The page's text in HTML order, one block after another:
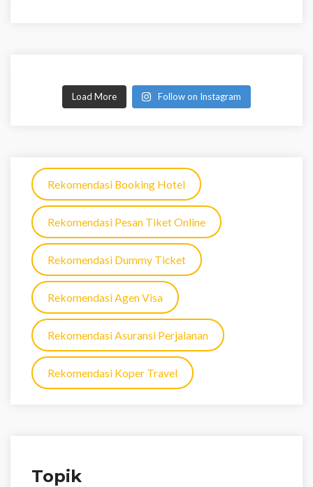
Load More Follow on Instagram
Rekomendasi Booking Hotel
Rekomendasi Pesan Tiket Online
Rekomendasi Dummy Ticket
Rekomendasi Agen Visa
Rekomendasi Asuransi Perjalanan
Rekomendasi Koper Travel
Topik